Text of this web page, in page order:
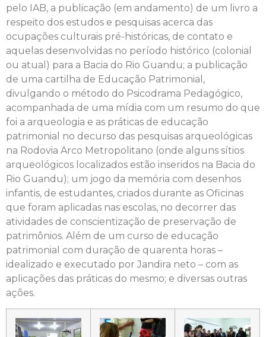
pelo IAB, a publicação (em andamento) de um livro a
respeito dos estudos e pesquisas acerca das
ocupações culturais pré-históricas, de contato e
aquelas desenvolvidas no período histórico (colonial
ou atual) para a Bacia do Rio Guandu; a publicação
de uma cartilha de Educação Patrimonial,
divulgando o método do Psicodrama Pedagógico,
acompanhada de uma mídia com um resumo do que
foi a arqueologia e as práticas de educação
patrimonial no decurso das pesquisas arqueológicas
na Rodovia Arco Metropolitano (onde alguns sítios
arqueológicos localizados estão inseridos na Bacia do
Rio Guandu); um jogo da memória com desenhos
infantis, de estudantes, criados durante as Oficinas
que foram aplicadas nas escolas, no decorrer das
atividades de conscientização de preservação de
patrimônios. Além de um curso de educação
patrimonial com duração de quarenta horas –
idealizado e executado por Jandira neto – com as
aplicações das práticas do mesmo; e diversas outras
ações.